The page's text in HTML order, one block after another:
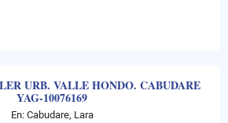
URB. VALLE HONDO. CABUDARE
YAG-10076169
En: Cabudare, Lara